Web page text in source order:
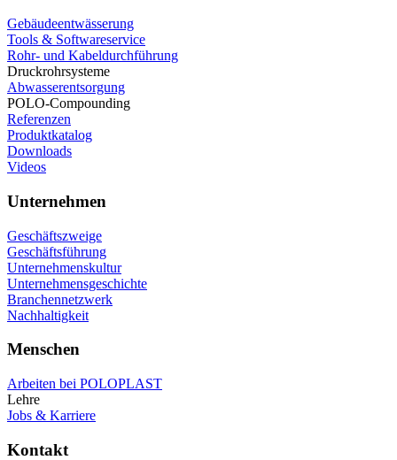
Gebäudeentwässerung
Tools & Softwareservice
Rohr- und Kabeldurchführung
Druckrohrsysteme
Abwasserentsorgung
POLO-Compounding
Referenzen
Produktkatalog
Downloads
Videos
Unternehmen
Geschäftszweige
Geschäftsführung
Unternehmenskultur
Unternehmensgeschichte
Branchennetzwerk
Nachhaltigkeit
Menschen
Arbeiten bei POLOPLAST
Lehre
Jobs & Karriere
Kontakt